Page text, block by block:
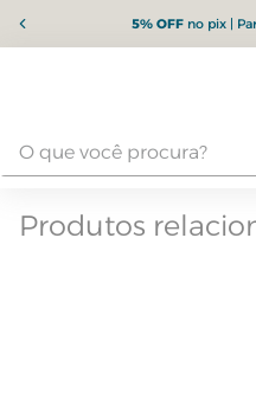
5% OFFno pix |
Produtos